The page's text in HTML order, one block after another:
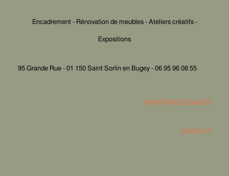
Encadrement - Rénovation de meubles - Ateliers créatifs -
Expositions
95 Grande Rue - 01 150 Saint Sorlin en Bugey - 06 95 96 08 55
MENTIONS LÉGALES
CONTACT